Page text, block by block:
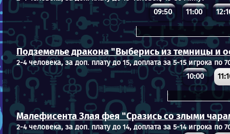
09:50 11:00
Подземелье дракона "Выберись из темницы и
2-4 человека, за доп. плату до 15, доплата за 5-15 игрока по
10:00
Малефисента Злая фея "Сразись со злыми
2-4 человека, за доп. плату до 14, доплата за 5-14 игрока по